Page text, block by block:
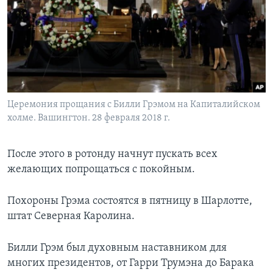
Церемония прощания с Билли Грэмом на Капиталийском
холме. Вашингтон. 28 февраля 2018 г.
После этого в ротонду начнут пускать всех
желающих попрощаться с покойным.
Похороны Грэма состоятся в пятницу в Шарлотте,
штат Северная Каролина.
Билли Грэм был духовным наставником для
многих президентов, от Гарри Трумэна до Барака